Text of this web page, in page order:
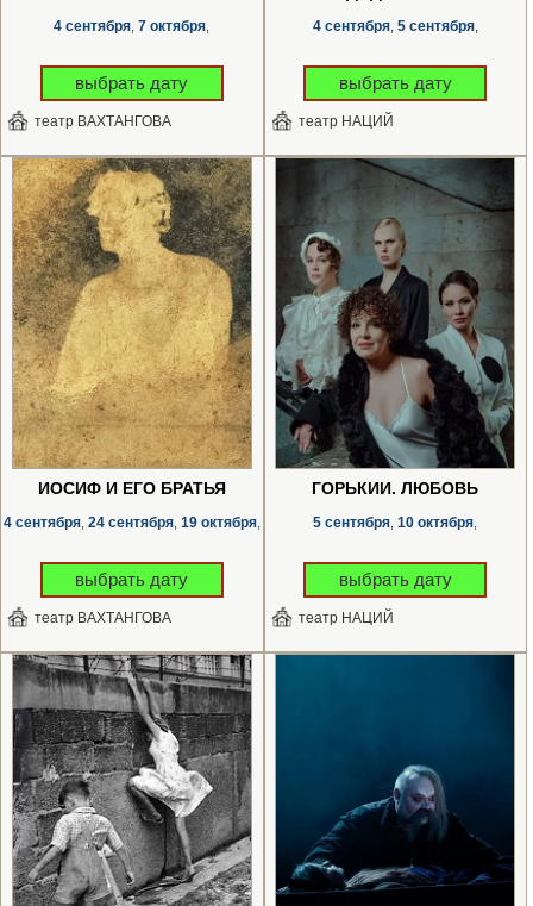
4 сентября 7 октября
выбрать дату
театр ВАХТАНГОВА
4 сентября, 5 сентября,
выбрать дату
театр НАЦИЙ
ИОСИФ И ЕГО БРАТЬЯ
4 сентября, 24 сентября, 19 октября,
выбрать дату
театр ВАХТАНГОВА
ГОРЬКИЙ. ЛЮБОВЬ
5 сентября 10 октября
выбрать дату
театр НАЦИЙ